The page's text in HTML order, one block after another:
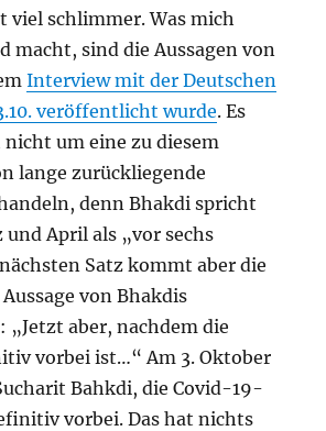
viel schlimmer. Was mich
macht, sind die Aussagen von
Interview mit der Deutschen
veröffentlicht wurde. Es
nicht um eine zu diesem
lange zurückliegende
denn Bhakdi spricht
April als „vor sechs
Satz kommt aber die
von Bhakdis
„Jetzt aber, nachdem die
vorbei ist…“ Am 3. Oktober
Bahkdi, die Covid-19-
vorbei. Das hat nichts